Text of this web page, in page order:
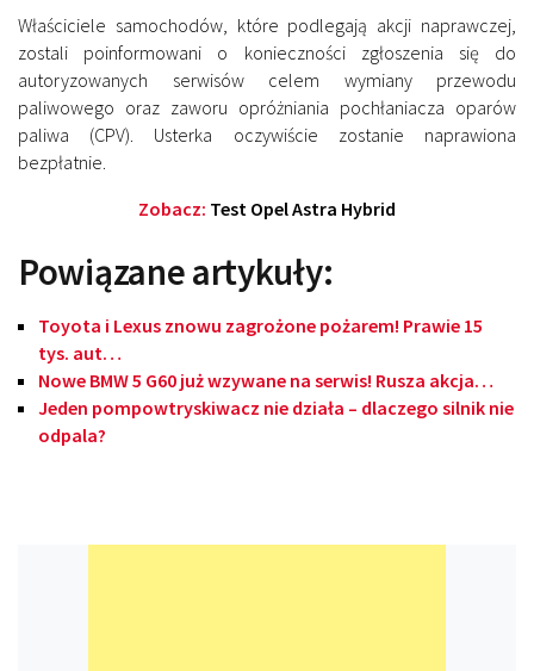
Właściciele samochodów, które podlegają akcji naprawczej,
zostali poinformowani o konieczności zgłoszenia się do
autoryzowanych serwisów celem wymiany przewodu
paliwowego oraz zaworu opróżniania pochłaniacza oparów
paliwa (CPV). Usterka oczywiście zostanie naprawiona
bezpłatnie.
Zobacz: Test Opel Astra Hybrid
Powiązane artykuły:
Toyota i Lexus znowu zagrożone pożarem! Prawie 15
tys. aut…
Nowe BMW 5 G60 już wzywane na serwis! Rusza akcja…
Jeden pompowtryskiwacz nie działa – dlaczego silnik nie
odpala?